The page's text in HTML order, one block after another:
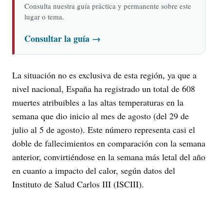
Consulta nuestra guía práctica y permanente sobre este
lugar o tema.
Consultar la guía →
La situación no es exclusiva de esta región, ya que a
nivel nacional, España ha registrado un total de 608
muertes atribuibles a las altas temperaturas en la
semana que dio inicio al mes de agosto (del 29 de
julio al 5 de agosto). Este número representa casi el
doble de fallecimientos en comparación con la semana
anterior, convirtiéndose en la semana más letal del año
en cuanto a impacto del calor, según datos del
Instituto de Salud Carlos III (ISCIII).